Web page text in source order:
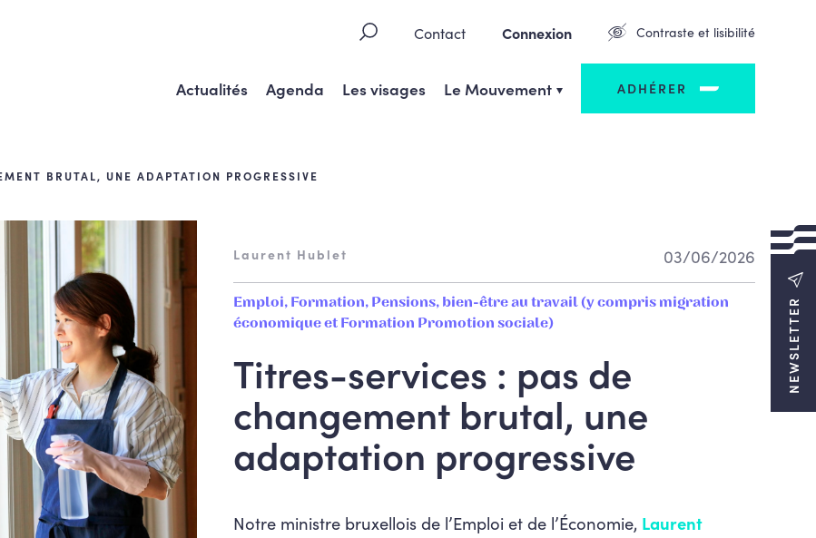
Contact Connexion Contraste et lisibilité
Actualités Agenda Les visages Le Mouvement ADHÉRER
NEWSLETTER
BRUTAL, UNE ADAPTATION PROGRESSIVE
03/06/2026
Emploi, Formation, Pensions, bien-être au travail (y compris migration
économique et Formation Promotion sociale)
Laurent Hublet
Titres-services : pas de
changement brutal, une
adaptation progressive
Notre ministre bruxellois de l’Emploi et de l’Économie, Laurent